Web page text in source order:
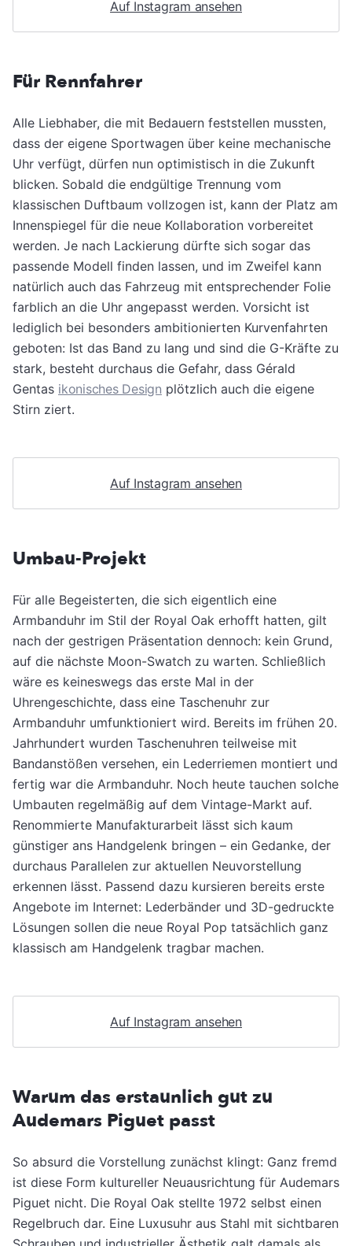
Auf Instagram ansehen
Für Rennfahrer
Alle Liebhaber, die mit Bedauern feststellen mussten,
dass der eigene Sportwagen über keine mechanische
Uhr verfügt, dürfen nun optimistisch in die Zukunft
blicken. Sobald die endgültige Trennung vom
klassischen Duftbaum vollzogen ist, kann der Platz am
Innenspiegel für die neue Kollaboration vorbereitet
werden. Je nach Lackierung dürfte sich sogar das
passende Modell finden lassen, und im Zweifel kann
natürlich auch das Fahrzeug mit entsprechender Folie
farblich an die Uhr angepasst werden. Vorsicht ist
lediglich bei besonders ambitionierten Kurvenfahrten
geboten: Ist das Band zu lang und sind die G-Kräfte zu
stark, besteht durchaus die Gefahr, dass Gérald
Gentas ikonisches Design plötzlich auch die eigene
Stirn ziert.
Auf Instagram ansehen
Umbau-Projekt
Für alle Begeisterten, die sich eigentlich eine
Armbanduhr im Stil der Royal Oak erhofft hatten, gilt
nach der gestrigen Präsentation dennoch: kein Grund,
auf die nächste Moon-Swatch zu warten. Schließlich
wäre es keineswegs das erste Mal in der
Uhrengeschichte, dass eine Taschenuhr zur
Armbanduhr umfunktioniert wird. Bereits im frühen 20.
Jahrhundert wurden Taschenuhren teilweise mit
Bandanstößen versehen, ein Lederriemen montiert und
fertig war die Armbanduhr. Noch heute tauchen solche
Umbauten regelmäßig auf dem Vintage-Markt auf.
Renommierte Manufakturarbeit lässt sich kaum
günstiger ans Handgelenk bringen – ein Gedanke, der
durchaus Parallelen zur aktuellen Neuvorstellung
erkennen lässt. Passend dazu kursieren bereits erste
Angebote im Internet: Lederbänder und 3D-gedruckte
Lösungen sollen die neue Royal Pop tatsächlich ganz
klassisch am Handgelenk tragbar machen.
Auf Instagram ansehen
Warum das erstaunlich gut zu
Audemars Piguet passt
So absurd die Vorstellung zunächst klingt: Ganz fremd
ist diese Form kultureller Neuausrichtung für Audemars
Piguet nicht. Die Royal Oak stellte 1972 selbst einen
Regelbruch dar. Eine Luxusuhr aus Stahl mit sichtbaren